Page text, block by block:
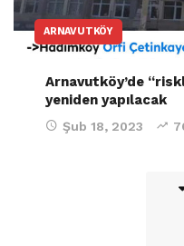
ARNAVUTKÖY
Arnavutköy’de
yeniden yapılacak
Şub 18, 2023